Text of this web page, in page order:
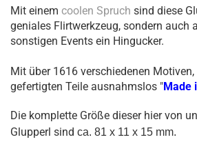
Mit einem coolen Spruch sind diese
geniales Flirtwerkzeug, sondern auch
sonstigen Events ein Hingucker.
Mit über 1616 verschiedenen
gefertigten Teile ausnahmslos "Made
Die komplette Größe dieser hier von
Glupperl sind ca. 81 x 11 x 15 mm.